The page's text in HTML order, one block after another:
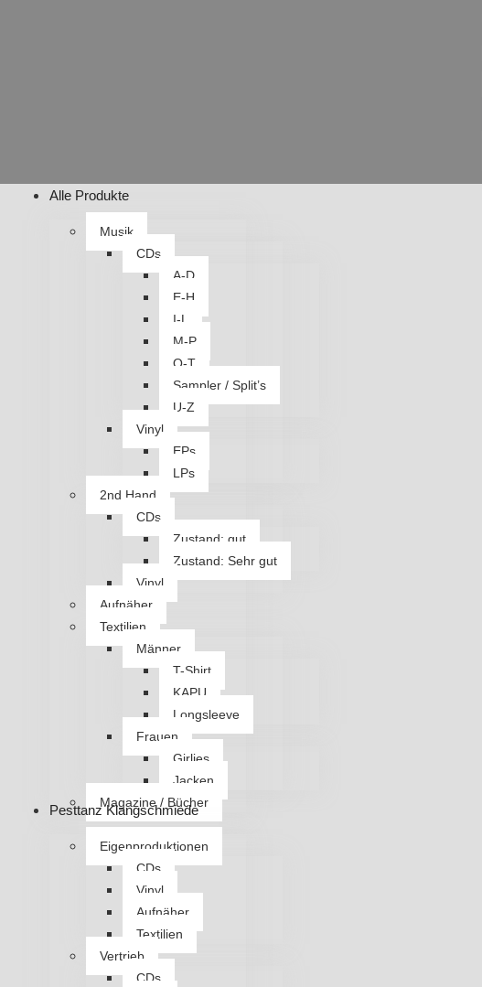
Alle Produkte
Musik
CDs
A-D
E-H
I-L
M-P
Q-T
Sampler / Split’s
U-Z
Vinyl
EPs
LPs
2nd Hand
CDs
Zustand: gut
Zustand: Sehr gut
Vinyl
Aufnäher
Textilien
Männer
T-Shirt
KAPU
Longsleeve
Frauen
Girlies
Jacken
Magazine / Bücher
Pesttanz Klangschmiede
Eigenproduktionen
CDs
Vinyl
Aufnäher
Textilien
Vertrieb
CDs